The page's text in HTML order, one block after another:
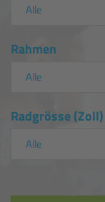
Alle
Rahmen
Alle
Radgrösse (Zoll)
Alle